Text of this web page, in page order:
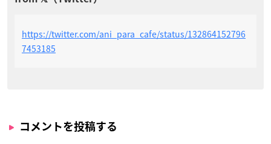
https://twitter.com/ani_para_cafe/status/132864152796
7453185
コメントを投稿する